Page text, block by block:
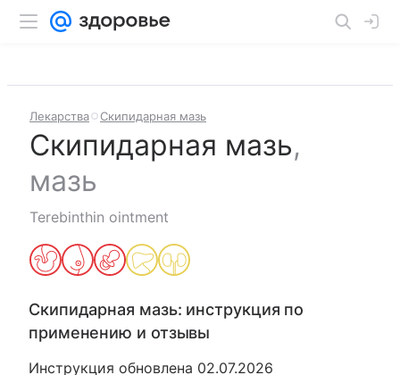
Лекарства Скипидарная мазь
Скипидарная мазь,
мазь
Terebinthin ointment
Скипидарная мазь: инструкция по
применению и отзывы
Инструкция обновлена 02.07.2026